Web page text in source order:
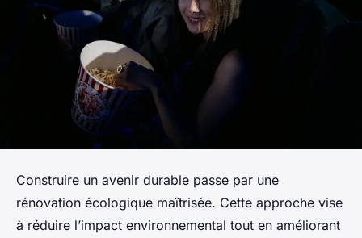
Construire un avenir durable passe par une
rénovation écologique maîtrisée. Cette approche vise
à réduire l’impact environnemental tout en améliorant